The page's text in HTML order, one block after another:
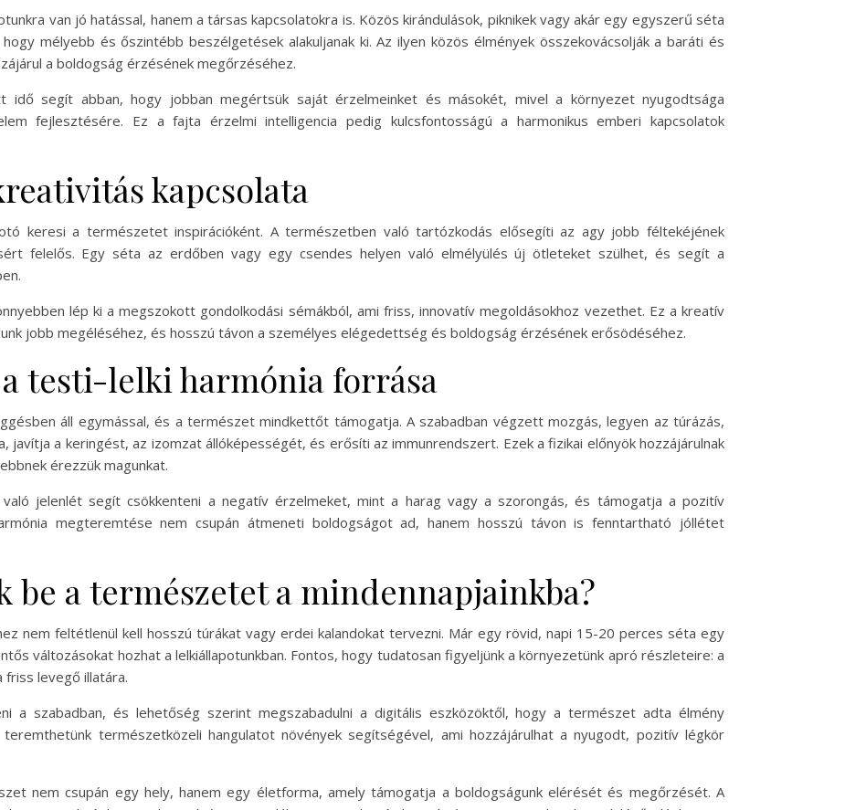
van jó hatással, hanem a társas kapcsolatokra is. Közös kirándulások, piknikek vagy akár egy egyszerű séta
mélyebb és őszintébb beszélgetések alakuljanak ki. Az ilyen közös élmények összekovácsolják a baráti és
a boldogság érzésének megőrzéséhez.
idő segít abban, hogy jobban megértsük saját érzelmeinket és másokét, mivel a környezet nyugodtsága
fejlesztésére. Ez a fajta érzelmi intelligencia pedig kulcsfontosságú a harmonikus emberi kapcsolatok
kapcsolata
keresi a természetet inspirációként. A természetben való tartózkodás elősegíti az agy jobb féltekéjének
felelős. Egy séta az erdőben vagy egy csendes helyen való elmélyülés új ötleteket szülhet, és segít a
lép ki a megszokott gondolkodási sémákból, ami friss, innovatív megoldásokhoz vezethet. Ez a kreatív
jobb megéléséhez, és hosszú távon a személyes elégedettség és boldogság érzésének erősödéséhez.
testi-lelki harmónia forrása
áll egymással, és a természet mindkettőt támogatja. A szabadban végzett mozgás, legyen az túrázás,
javítja a keringést, az izomzat állóképességét, és erősíti az immunrendszert. Ezek a fizikai előnyök hozzájárulnak
érezzük magunkat.
jelenlét segít csökkenteni a negatív érzelmeket, mint a harag vagy a szorongás, és támogatja a pozitív
megteremtése nem csupán átmeneti boldogságot ad, hanem hosszú távon is fenntartható jóllétet
be a természetet a mindennapjainkba?
nem feltétlenül kell hosszú túrákat vagy erdei kalandokat tervezni. Már egy rövid, napi 15-20 perces séta egy
változásokat hozhat a lelkiállapotunkban. Fontos, hogy tudatosan figyeljünk a környezetünk apró részleteire: a
friss levegő illatára.
a szabadban, és lehetőség szerint megszabadulni a digitális eszközöktől, hogy a természet adta élmény
teremthetünk természetközeli hangulatot növények segítségével, ami hozzájárulhat a nyugodt, pozitív légkör
nem csupán egy hely, hanem egy életforma, amely támogatja a boldogságunk elérését és megőrzését. A